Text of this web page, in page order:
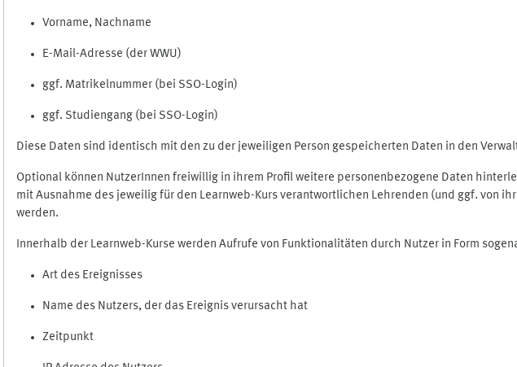
Vorname, Nachname
E-Mail-Adresse (der WWU)
ggf. Matrikelnummer (bei SSO-Login)
ggf. Studiengang (bei SSO-Login)
Diese Daten sind identisch mit den zu der jeweiligen Person gespeicherten Daten in den
Optional können NutzerInnen freiwillig in ihrem Profil weitere personenbezogene Daten
mit Ausnahme des jeweilig für den Learnweb-Kurs verantwortlichen Lehrenden (und ggf. von
werden.
Innerhalb der Learnweb-Kurse werden Aufrufe von Funktionalitäten durch Nutzer in Form
Art des Ereignisses
Name des Nutzers, der das Ereignis verursacht hat
Zeitpunkt